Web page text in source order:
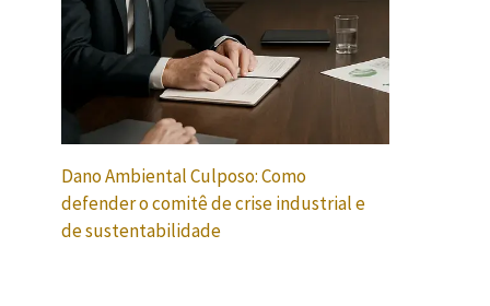
Dano Ambiental Culposo: Como
defender o comitê de crise industrial e
de sustentabilidade